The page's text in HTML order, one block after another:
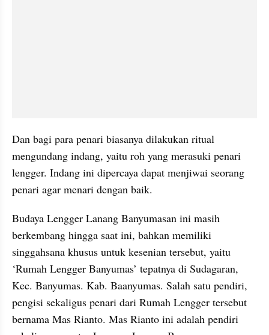
Dan bagi para penari biasanya dilakukan ritual
mengundang indang, yaitu roh yang merasuki penari
lengger. Indang ini dipercaya dapat menjiwai seorang
penari agar menari dengan baik.
Budaya Lengger Lanang Banyumasan ini masih
berkembang hingga saat ini, bahkan memiliki
singgahsana khusus untuk kesenian tersebut, yaitu
‘Rumah Lengger Banyumas’ tepatnya di Sudagaran,
Kec. Banyumas. Kab. Baanyumas. Salah satu pendiri,
pengisi sekaligus penari dari Rumah Lengger tersebut
bernama Mas Rianto. Mas Rianto ini adalah pendiri